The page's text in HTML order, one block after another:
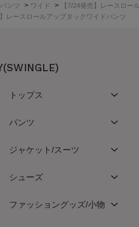
パンツ > ワイド >
【7/24発売】レースロー
】レースロールアップタックワイドパンツ
トップス
パンツ
ジャケット/スーツ
シューズ
ファッショングッズ/小物